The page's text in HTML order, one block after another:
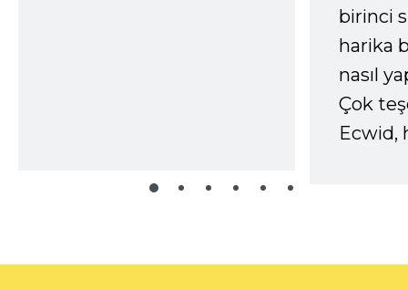
birinci
harika
nasıl
Çok
Ecwid,